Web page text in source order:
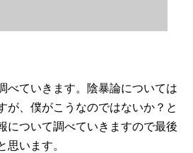
べていきます。陰暴論については
が、僕がこうなのではないか？と
について調べていきますので最後
思います。